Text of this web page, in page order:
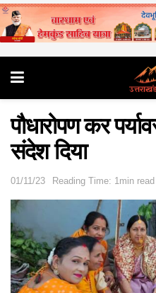
पौधारोपण कर
संदेश दिया
01/11/23 Reading Time: 1min read